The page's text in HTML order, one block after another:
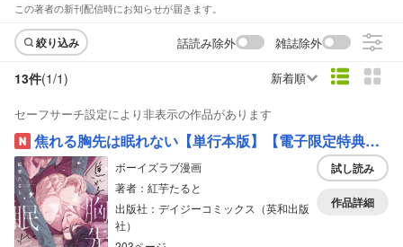
この著者の新刊配信時にお知らせが届きます。
絞り込み 話読み除外 雑誌除外
13件(1/1) 新着順
セーフサーチ設定により非表示の作品があります
焦れる胸先は眠れない【単行本版】【電子限定特典付き】
ボーイズラブ漫画
著者：紅芋たると
出版社：デイジーコミックス（英和出版
社）
試し読み
作品詳細